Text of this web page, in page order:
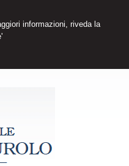
informazioni, riveda la